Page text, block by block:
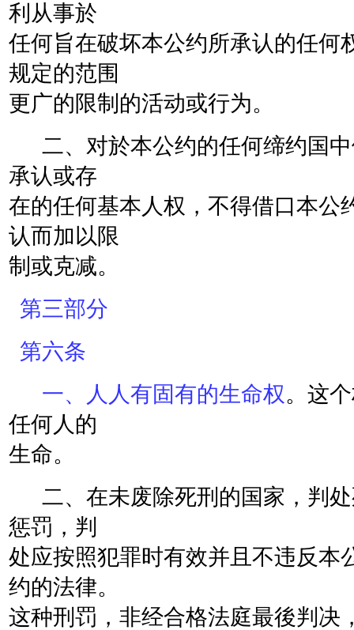
利从事於
任何旨在破坏本公约所承认的任何
规定的范围
更广的限制的活动或行为。
二、对於本公约的任何缔约国中
承认或存
在的任何基本人权，不得借口本公
认而加以限
制或克减。
第三部分
第六条
一、人人有固有的生命权。这
任何人的
生命。
二、在未废除死刑的国家，判处
惩罚，判
处应按照犯罪时有效并且不违反本
约的法律。
这种刑罚，非经合格法庭最後判决